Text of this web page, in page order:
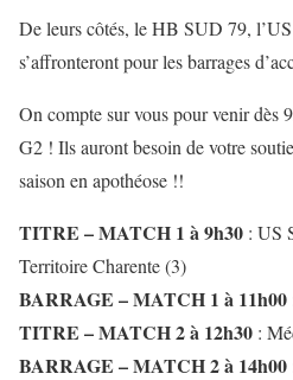
De leurs côtés, le HB SUD 79,
s’affronteront pour les barrages
On compte sur vous pour venir dès
G2 ! Ils auront besoin de votre
saison en apothéose !!
TITRE –MATCH 1 à 9h30 : US
Territoire Charente (3)
BARRAGE –MATCH 1 à 11h00
TITRE –MATCH 2 à 12h30 :
BARRAGE –MATCH 2 à 14h00